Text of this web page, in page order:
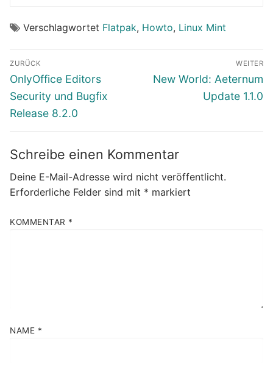
Verschlagwortet Flatpak, Howto, Linux Mint
Beitragsnavigation
ZURÜCK
Vorheriger
Beitrag:
OnlyOffice Editors
Security und Bugfix
Release 8.2.0
WEITER
Nächster
New World: Aeternum
Update 1.1.0
Schreibe einen Kommentar
Deine E-Mail-Adresse wird nicht veröffentlicht.
Erforderliche Felder sind mit * markiert
KOMMENTAR *
NAME *